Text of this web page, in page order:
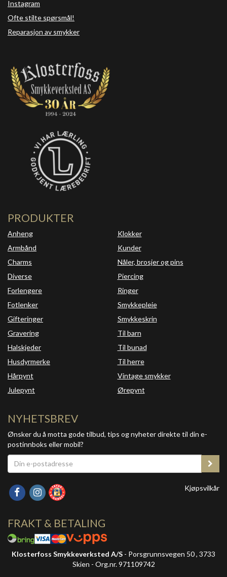
Instagram
Ofte stilte spørsmål!
Reparasjon av smykker
PRODUKTER
Anheng
Armbånd
Charms
Diverse
Forlengere
Fotlenker
Gifteringer
Gravering
Halskjeder
Husdyrmerke
Hårpynt
Julepynt
Klokker
Kunder
Nåler, brosjer og pins
Piercing
Ringer
Smykkepleie
Smykkeskrin
Til barn
Til bunad
Til herre
Vintage smykker
Ørepynt
NYHETSBREV
Ønsker du å motta gode tilbud, tips og nyheter direkte til din e-
postinnboks eller mobil?
Kjøpsvilkår
FRAKT & BETALING
Klosterfoss Smykkeverksted A/S - Porsgrunnsvegen 50 , 3733
Skien - Org.nr. 971109742